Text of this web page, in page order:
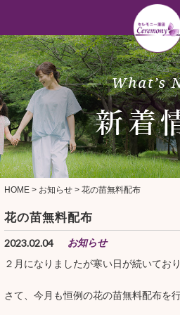
HOME> お知らせ> 花の苗無料配布
花の苗無料配布
2023.02.04
お知らせ
２月になりましたが寒い日が続いてお
さて、今月も恒例の花の苗無料配布を行